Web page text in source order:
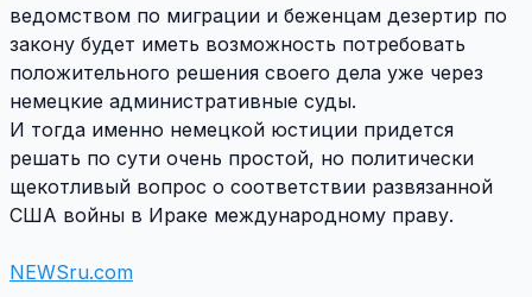
ведомством по миграции и беженцам дезертир по
закону будет иметь возможность потребовать
положительного решения своего дела уже через
немецкие административные суды.
И тогда именно немецкой юстиции придется
решать по сути очень простой, но политически
щекотливый вопрос о соответствии развязанной
США войны в Ираке международному праву.
NEWSru.com